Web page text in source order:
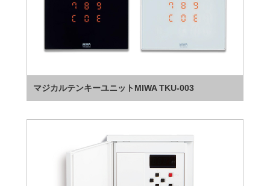
マジカルテンキーユニットMIWA TKU-003